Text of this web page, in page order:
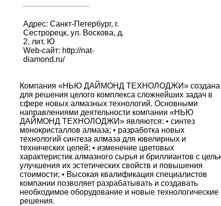
Адрес: Санкт-Петербург, г.
Сестрорецк, ул. Воскова, д.
2, лит. Ю
Web-сайт: http://nat-
diamond.ru/
Компания «НЬЮ ДАЙМОНД ТЕХНОЛОДЖИ» создана
для решения целого комплекса сложнейших задач в
сфере новых алмазных технологий. Основными
направлениями деятельности компании «НЬЮ
ДАЙМОНД ТЕХНОЛОДЖИ» являются: • синтез
монокристаллов алмаза; • разработка новых
технологий синтеза алмаза для ювелирных и
технических целей; • изменение цветовых
характеристик алмазного сырья и бриллиантов с
улучшения их эстетических свойств и повышения
стоимости; • Высокая квалификация специалистов
компании позволяет разрабатывать и создавать
необходимое оборудование и новые технологические
решения.